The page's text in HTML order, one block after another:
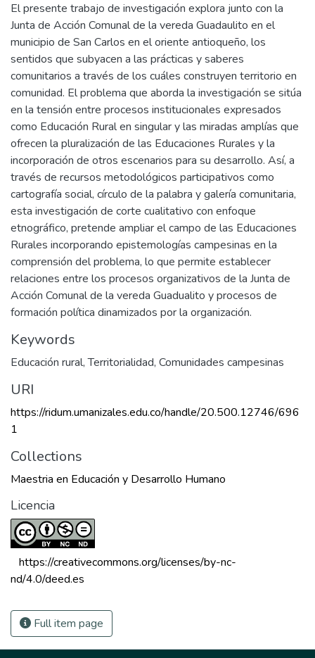
El presente trabajo de investigación explora junto con la
Junta de Acción Comunal de la vereda Guadaulito en el
municipio de San Carlos en el oriente antioqueño, los
sentidos que subyacen a las prácticas y saberes
comunitarios a través de los cuáles construyen territorio en
comunidad. El problema que aborda la investigación se sitúa
en la tensión entre procesos institucionales expresados
como Educación Rural en singular y las miradas amplías que
ofrecen la pluralización de las Educaciones Rurales y la
incorporación de otros escenarios para su desarrollo. Así, a
través de recursos metodológicos participativos como
cartografía social, círculo de la palabra y galería comunitaria,
esta investigación de corte cualitativo con enfoque
etnográfico, pretende ampliar el campo de las Educaciones
Rurales incorporando epistemologías campesinas en la
comprensión del problema, lo que permite establecer
relaciones entre los procesos organizativos de la Junta de
Acción Comunal de la vereda Guadualito y procesos de
formación política dinamizados por la organización.
Keywords
Educación rural,Territorialidad, Comunidades campesinas
URI
https://ridum.umanizales.edu.co/handle/20.500.12746/696
1
Collections
Maestria en Educación y Desarrollo Humano
Licencia
https://creativecommons.org/licenses/by-nc-
nd/4.0/deed.es
Full item page